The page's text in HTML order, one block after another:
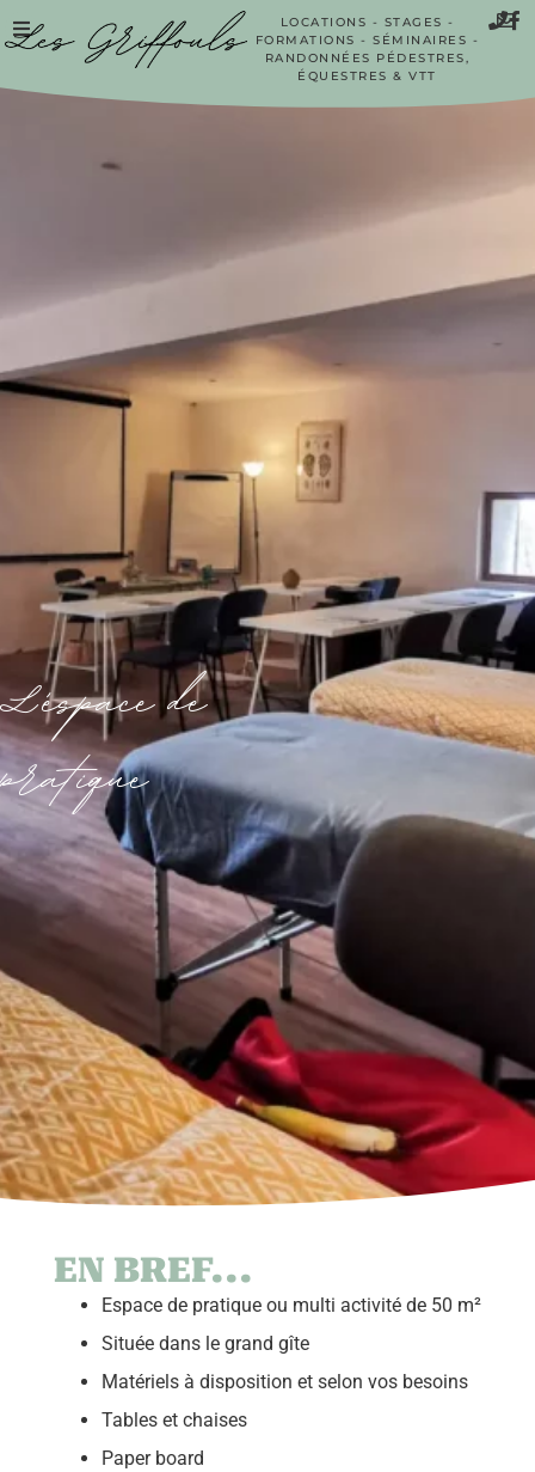
LOCATIONS - STAGES -
FORMATIONS - SÉMINAIRES -
RANDONNÉES PÉDESTRES,
ÉQUESTRES & VTT
L'espace de
pratique
EN BREF...
Espace de pratique ou multi activité de 50 m²
Située dans le grand gîte
Matériels à disposition et selon vos besoins
Tables et chaises
Paper board